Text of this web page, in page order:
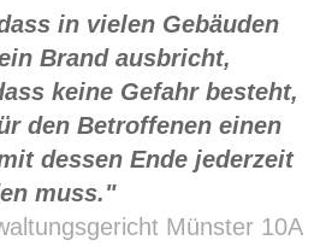
in vielen Gebäuden
Brand ausbricht,
keine Gefahr besteht,
den Betroffenen einen
dessen Ende jederzeit
muss."
Münster 10A